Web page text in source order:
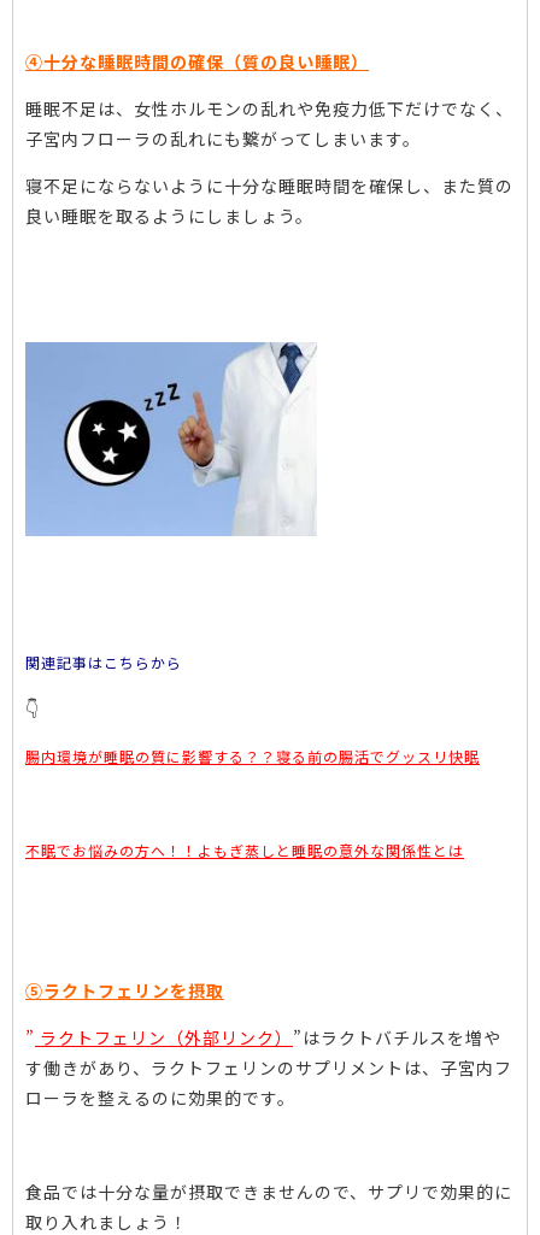
④十分な睡眠時間の確保（質の良い睡眠）
睡眠不足は、女性ホルモンの乱れや免疫力低下だけでなく、
子宮内フローラの乱れにも繋がってしまいます。
寝不足にならないように十分な睡眠時間を確保し、また質の
良い睡眠を取るようにしましょう。
関連記事はこちらから
👇
腸内環境が睡眠の質に影響する？？寝る前の腸活でグッスリ快眠
不眠でお悩みの方へ！！よもぎ蒸しと睡眠の意外な関係性とは
⑤ラクトフェリンを摂取
” ラクトフェリン（外部リンク） ”はラクトバチルスを増や
す働きがあり、ラクトフェリンのサプリメントは、子宮内フ
ローラを整えるのに効果的です。
食品では十分な量が摂取できませんので、サプリで効果的に
取り入れましょう！